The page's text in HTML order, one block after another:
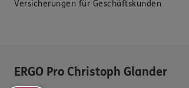
Versicherungen für Geschäftskunden
ERGO Pro Christoph Glander